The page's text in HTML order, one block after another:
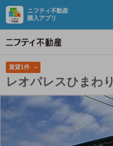
ニフティ不動産
購入アプリ
賃貸1件
レオパレスひまわり